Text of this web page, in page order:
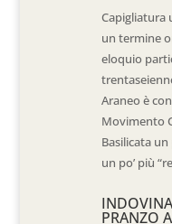
Capigliatura
un termine
eloquio
Araneo è
Movimento
Basilicata un
un po’ più
PRANZO